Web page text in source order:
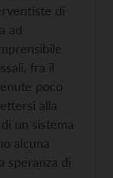
di
ad
fra il
poco
alla
un sistema
alcuna
speranza di